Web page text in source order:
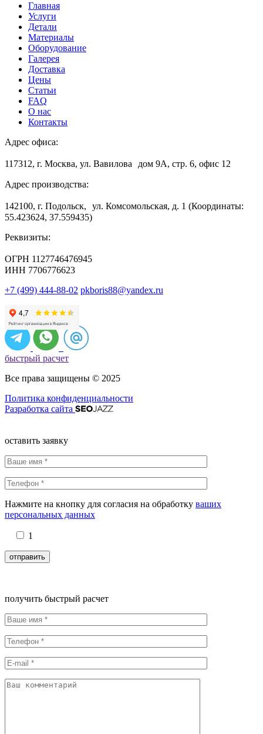
Главная
Услуги
Детали
Материалы
Оборудование
Галерея
Доставка
Цены
Статьи
FAQ
О нас
Контакты
Адрес офиса:
117312, г. Москва, ул. Вавилова дом 9А, стр. 6, офис 12
Адрес производства:
142100, г. Подольск, ул. Комсомольская, д. 1 (Координаты:
55.423624, 37.559435)
Реквизиты:
ОГРН 1127746476945
ИНН 7706776623
+7 (499) 444-88-02 pkboris88@yandex.ru
быстрый расчет
Все права защищены © 2025
Политика конфиденциальности
Разработка сайта
оставить заявку
Нажмите на кнопку для согласия на обработку ваших
персональных данных
1
получить быстрый расчет